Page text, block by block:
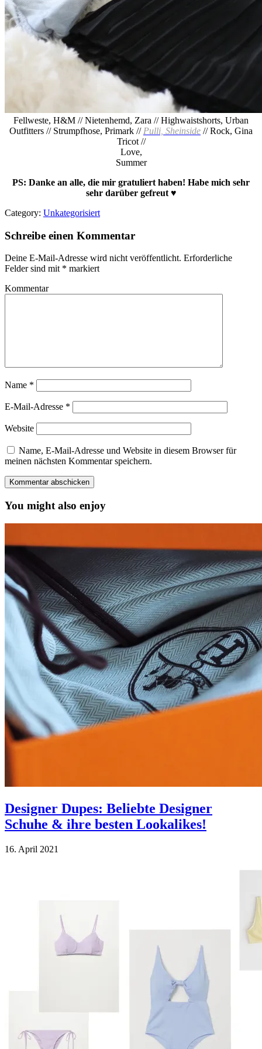
Fellweste, H&M // Nietenhemd, Zara // Highwaistshorts, Urban
Outfitters // Strumpfhose, Primark // Pulli, Sheinside // Rock, Gina
Tricot //
Love,
Summer
PS: Danke an alle, die mir gratuliert haben! Habe mich sehr
sehr darüber gefreut ♥
Category: Unkategorisiert
Schreibe einen Kommentar
Deine E-Mail-Adresse wird nicht veröffentlicht. Erforderliche
Felder sind mit * markiert
Kommentar
Name *
E-Mail-Adresse *
Website
Name, E-Mail-Adresse und Website in diesem Browser für
meinen nächsten Kommentar speichern.
You might also enjoy
Designer Dupes: Beliebte Designer
Schuhe & ihre besten Lookalikes!
16. April 2021